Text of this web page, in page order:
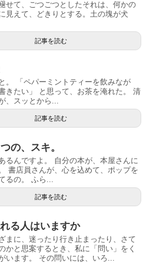
せて、ごつごつとしたそれは、何かの
見えて、どきりとする。土の塊が犬
記事を読む
。 「ペパーミントティーを飲みなが
きたい」 と思って、お茶を淹れた。 清
、スッとから...
記事を読む
の、スキ。
るんですよ。 自分の本が、本屋さんに
書店員さんが、心を込めて、ポップを
るの。 ふら...
記事を読む
る人はいますか
まに、迷ったり行き止まったり、さて
かと思案するとき、私に「問い」をく
います。 その問いには、いろ...